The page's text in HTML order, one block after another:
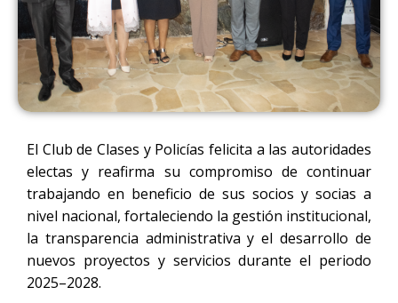
El Club de Clases y Policías felicita a las autoridades
electas y reafirma su compromiso de continuar
trabajando en beneficio de sus socios y socias a
nivel nacional, fortaleciendo la gestión institucional,
la transparencia administrativa y el desarrollo de
nuevos proyectos y servicios durante el periodo
2025–2028.